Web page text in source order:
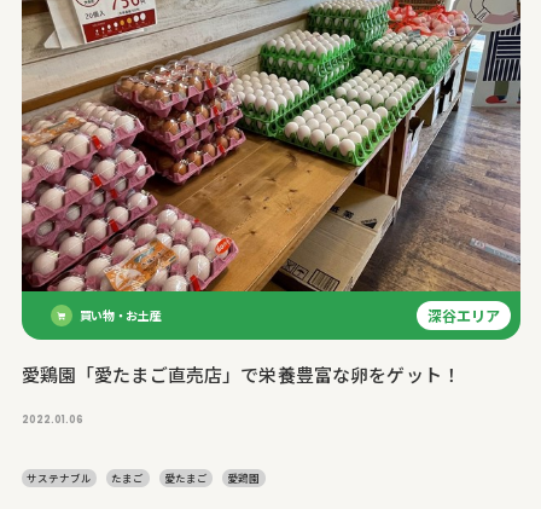
買い物・お土産 深谷エリア
愛鶏園「愛たまご直売店」で栄養豊富な卵をゲット！
2022.01.06
サステナブル たまご 愛たまご 愛鶏園